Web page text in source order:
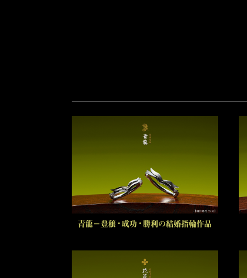
青龍－豊穣・成功・勝利の結婚指輪作品